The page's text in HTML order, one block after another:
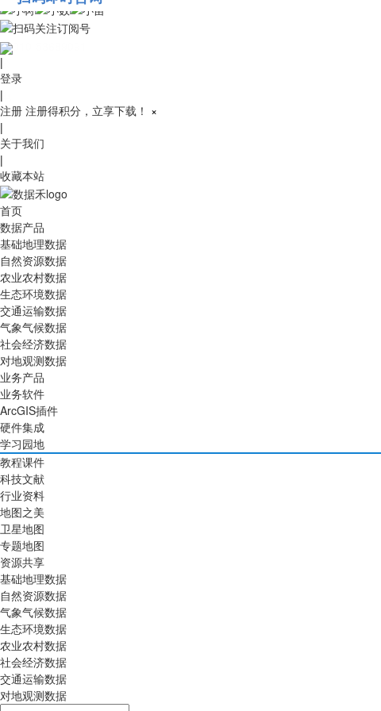
010-53689091
|
登录
|
注册 注册得积分，立享下载！ ×
|
关于我们
|
收藏本站
首页
数据产品
基础地理数据
自然资源数据
农业农村数据
生态环境数据
交通运输数据
气象气候数据
社会经济数据
对地观测数据
业务产品
业务软件
ArcGIS插件
硬件集成
学习园地
教程课件
科技文献
行业资料
地图之美
卫星地图
专题地图
资源共享
基础地理数据
自然资源数据
气象气候数据
生态环境数据
农业农村数据
社会经济数据
交通运输数据
对地观测数据